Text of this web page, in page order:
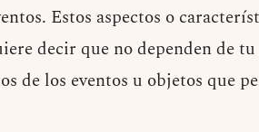
Estos aspectos o
decir que no dependen de
de los eventos u objetos que